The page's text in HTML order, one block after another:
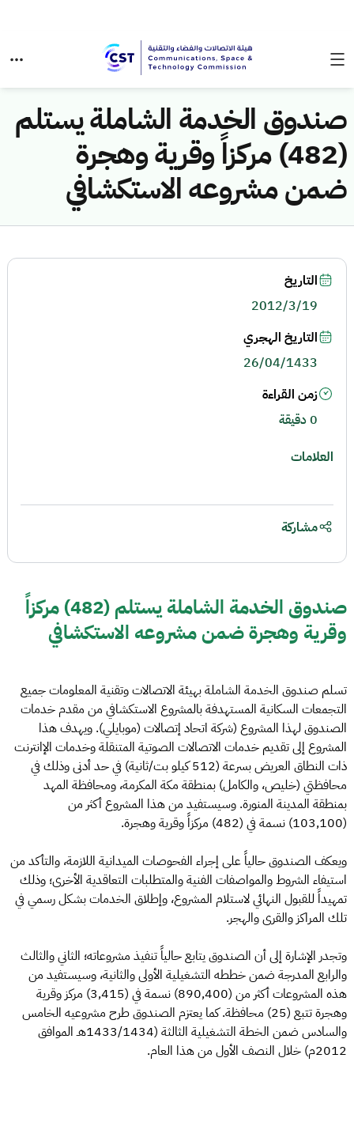
صندوق الخدمة الشاملة يستلم
(482) مركزاً وقرية وهجرة
ضمن مشروعه الاستكشافي
صندوق الخدمة الشاملة يستلم (482) مركزاً
وقرية وهجرة ضمن مشروعه الاستكشافي
تسلم صندوق الخدمة الشاملة بهيئة الاتصالات وتقنية المعلومات جميع
التجمعات السكانية المستهدفة بالمشروع الاستكشافي من مقدم خدمات
الصندوق لهذا المشروع (شركة اتحاد إتصالات (موبايلي). ويهدف هذا
المشروع إلى تقديم خدمات الاتصالات الصوتية المتنقلة وخدمات الإانترنت
ذات النطاق العريض بسرعة (512 كيلو بت/ثانية) في حد أدنى وذلك في
محافظتي (خليص، والكامل) بمنطقة مكة المكرمة، ومحافظة المهد
بمنطقة المدينة المنورة. وسيستفيد من هذا المشروع أكثر من
(103,100) نسمة في (482) مركزاً وقرية وهجرة.
ويعكف الصندوق حالياً على إجراء الفحوصات الميدانية اللازمة، والتأكد من
استيفاء الشروط والمواصفات الفنية والمتطلبات التعاقدية الأخرى؛ وذلك
تمهيداً للقبول النهائي لاستلام المشروع، وإطلاق الخدمات بشكل رسمي في
تلك المراكز والقرى والهجر.
وتجدر الإشارة إلى أن الصندوق يتابع حالياً تنفيذ مشروعاته؛ الثاني والثالث
والرابع المدرجة ضمن خططه التشغيلية الأولى والثانية، وسيستفيد من
هذه المشروعات أكثر من (890,400) نسمة في (3,415) مركز وقرية
وهجرة تتبع (25) محافظة. كما يعتزم الصندوق طرح مشروعيه الخامس
والسادس ضمن الخطة التشغيلية الثالثة (1433/1434هـ الموافق
2012م) خلال النصف الأول من هذا العام.
التاريخ
2012/3/19
التاريخ الهجري
26/04/1433
زمن القراءة
0 دقيقة
العلامات
مشاركة